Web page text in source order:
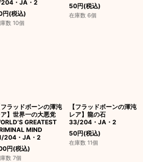
・JA・2
円(税込)
数 10個
50円(税込)
在庫数 6個
フラッドボーンの渾沌
】世界一の大悪党
GREATEST
MIND
204・JA・2
円(税込)
数 7個
【フラッドボーンの渾沌
レア】龍の石
33/204・JA・2
50円(税込)
在庫数 11個